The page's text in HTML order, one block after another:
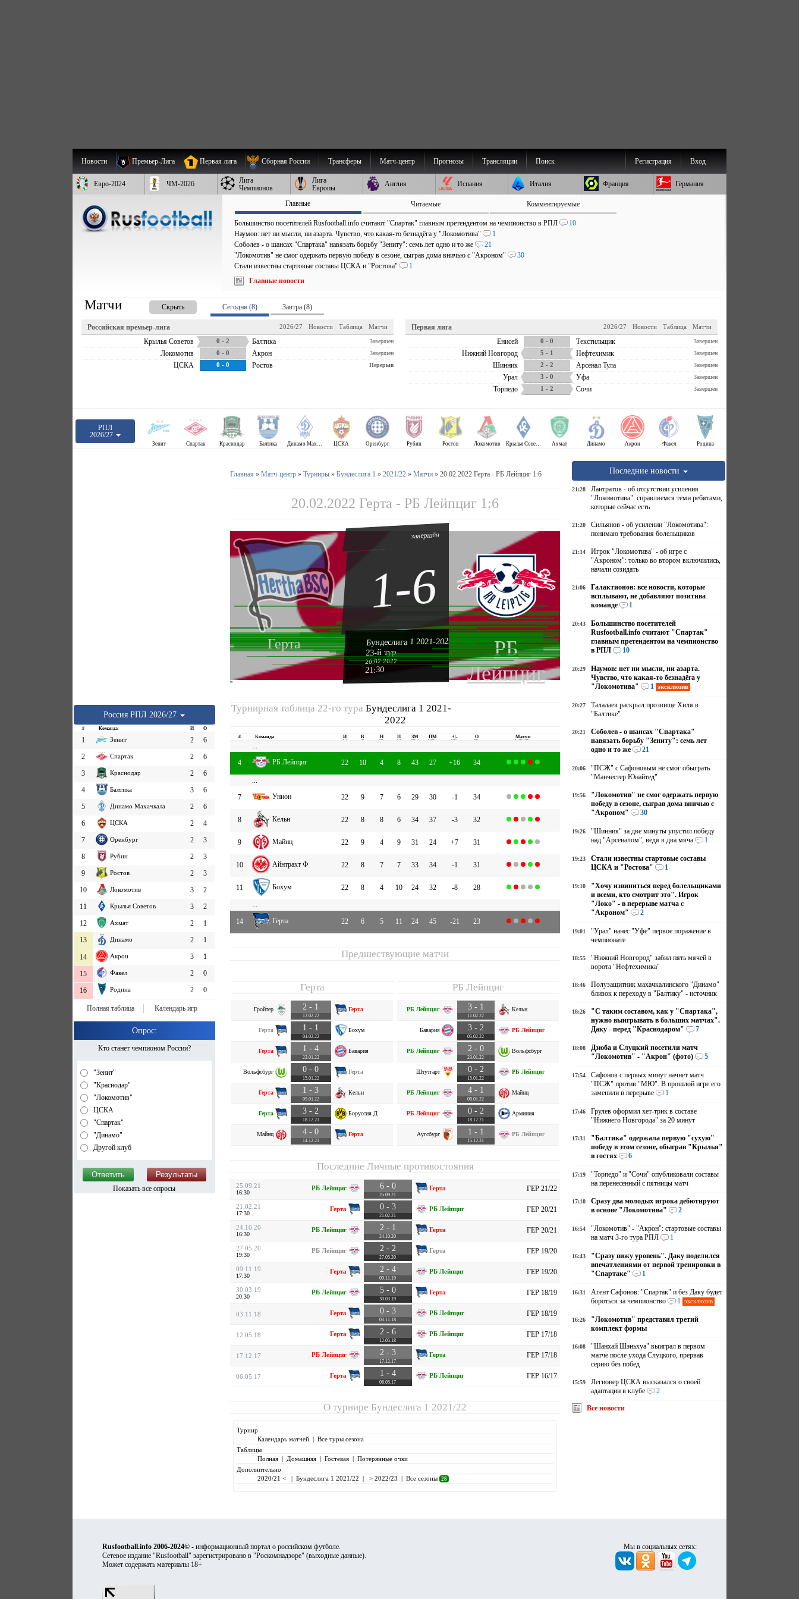
Новости Премьер-Лига Первая лига Сборная России Трансферы Матч-центр Прогнозы Трансляции Поиск Вход
Регистрация
Евро-2024 ЧМ-2026
Лига
Чемпионов
Лига
Европы
Англия Испания Италия Франция Германия
Главные Читаемые Комментируемые
Большинство посетителей Rusfootball.info считают "Спартак" главным претендентом на чемпионство в РПЛ
10
Наумов: нет ни мысли, ни азарта. Чувство, что какая-то безнадёга у "Локомотива"
1
Соболев - о шансах "Спартака" навязать борьбу "Зениту": семь лет одно и то же
21
"Локомотив" не смог одержать первую победу в сезоне, сыграв дома вничью с "Акроном"
30
Стали известны стартовые составы ЦСКА и "Ростова"
1
Главные новости
Матчи Скрыть Сегодня (8) Завтра (8)
Российская премьер-лига Матчи
Таблица
Новости
2026/27
Крылья Советов 0 - 2 Балтика Завершен
Локомотив 0 - 0 Акрон Завершен
ЦСКА 0 - 0 Ростов Перерыв
Первая лига Матчи
Таблица
Новости
2026/27
Енисей 0 - 0 Текстильщик Завершен
Нижний Новгород 5 - 1 Нефтехимик Завершен
Шинник 2 - 2 Арсенал Тула Завершен
Урал 3 - 0 Уфа Завершен
Торпедо 1 - 2 Сочи Завершен
РПЛ
2026/27
Зенит Спартак Краснодар Балтика Динамо Махачкала ЦСКА Оренбург Рубин Ростов Локомотив Крылья Советов Ахмат Динамо Акрон Факел Родина
Россия РПЛ 2026/27
# Команда И О
1 Зенит 2
6
2
Спартак 2
6
3
Краснодар 2
6
4
Балтика 3
6
5
Динамо Махачкала 2
6
6
ЦСКА 2
4
7
Оренбург 2
3
8
Рубин 2
3
9
Ростов 2
3
10
Локомотив 3
2
11
Крылья Советов 3
2
12
Ахмат 2
1
13
Динамо 2 1
14 Акрон 3 1
15 Факел 2 0
16 Родина 2 0
Полная таблица Календарь игр
Опрос:
Кто станет чемпионом России?
"Зенит"
"Краснодар"
"Локомотив"
ЦСКА
"Спартак"
"Динамо"
Другой клуб
Показать все опросы
Главная » Матч-центр» Турниры» Бундеслига 1 » 2021/22» Матчи» 20.02.2022 Герта - РБ Лейпциг 1:6
20.02.2022 Герта - РБ Лейпциг 1:6
Герта
РБ
Лейпциг
завершён
1-6
Бундеслига 1 2021-2022
23-й тур
20.02.2022
21:30
''
Турнирная таблица 22-го тура Бундеслига 1 2021-
2022
# Команда И В Н П ЗМ ПМ +|- О Матчи
...
4
РБ Лейпциг 22 10 4 8 43 27 +16 34
...
7
Унион 22 9 7 6 29 30 -1 34
8 Кельн 22 8 8 6 34 37 -3 32
9 Майнц 22 9 4 9 31 24 +7 31
10 Айнтрахт Ф 22 8 7 7 33 34 -1 31
11 Бохум 22 8 4 10 24 32 -8 28
...
14
Герта 22 6 5 11 24 45 -21 23
Предшествующие матчи
Герта
Гройтер 2 - 1
12.02.22
Герта
Герта 1 - 1
04.02.22
Бохум
Герта 1 - 4
23.01.22
Бавария
Вольфсбург 0 - 0
15.01.22
Герта
Герта 1 - 3
09.01.22
Кельн
Герта 3 - 2
18.12.21
Боруссия Д
Майнц 4 - 0
14.12.21
Герта
РБ Лейпциг
РБ Лейпциг 3 - 1
11.02.22
Кельн
Бавария 3 - 2
05.02.22
РБ Лейпциг
РБ Лейпциг 2 - 0
23.01.22
Вольфсбург
Штутгарт 0 - 2
15.01.22
РБ Лейпциг
РБ Лейпциг 4 - 1
08.01.22
Майнц
РБ Лейпциг 0 - 2
18.12.21
Арминия
Аугсбург 1 - 1
15.12.21
РБ Лейпциг
Последние Личные противостояния
25.09.21
16:30
РБ Лейпциг 6 - 0
25.09.21
Герта ГЕР 21/22
21.02.21
17:30
Герта 0 - 3
21.02.21
РБ Лейпциг ГЕР 20/21
24.10.20
16:30
РБ Лейпциг 2 - 1
24.10.20
Герта ГЕР 20/21
27.05.20
19:30
РБ Лейпциг 2 - 2
27.05.20
Герта ГЕР 19/20
09.11.19
17:30
Герта 2 - 4
09.11.19
РБ Лейпциг ГЕР 19/20
30.03.19
20:30
РБ Лейпциг 5 - 0
30.03.19
Герта ГЕР 18/19
03.11.18 Герта 0 - 3
03.11.18
РБ Лейпциг ГЕР 18/19
12.05.18 Герта 2 - 6
12.05.18
РБ Лейпциг ГЕР 17/18
17.12.17 РБ Лейпциг 2 - 3
17.12.17
Герта ГЕР 17/18
06.05.17 Герта 1 - 4
06.05.17
РБ Лейпциг ГЕР 16/17
О турнире Бундеслига 1 2021/22
Турнир
Календарь матчей| Все туры сезона
Таблицы
Полная| Домашняя| Гостевая| Потерянные очки
Дополнительно
2020/21 <
| Бундеслига 1 2021/22 | > 2022/23 | Все сезоны 28
Последние новости
21:28
Лантратов - об отсутствии усиления
"Локомотива": справляемся теми ребятами,
которые сейчас есть
21:20
Сильянов - об усилении "Локомотива":
понимаю требования болельщиков
21:14
Игрок "Локомотива" - об игре с
"Акроном": только во втором включились,
начали созидать
21:06
Галактионов: все новости, которые
всплывают, не добавляют позитива
команде
1
20:43
Большинство посетителей
Rusfootball.info считают "Спартак"
главным претендентом на чемпионство
в РПЛ
10
20:29
Наумов: нет ни мысли, ни азарта.
Чувство, что какая-то безнадёга у
"Локомотива"
1 эксклюзив
20:27
Талалаев раскрыл прозвище Хиля в
"Балтике"
20:21
Соболев - о шансах "Спартака"
навязать борьбу "Зениту": семь лет
одно и то же
21
20:06
"ПСЖ" с Сафоновым не смог обыграть
"Манчестер Юнайтед"
19:56
"Локомотив" не смог одержать первую
победу в сезоне, сыграв дома вничью с
"Акроном"
30
19:26
"Шинник" за две минуты упустил победу
над "Арсеналом", ведя в два мяча
1
19:23
Стали известны стартовые составы
ЦСКА и "Ростова"
1
19:10
"Хочу извиниться перед болельщиками
и всеми, кто смотрит это". Игрок
"Локо" - в перерыве матча с
"Акроном"
2
19:01
"Урал" нанес "Уфе" первое поражение в
чемпионате
18:55
"Нижний Новгород" забил пять мячей в
ворота "Нефтехимика"
18:46
Полузащитник махачкалинского "Динамо"
близок к переходу в "Балтику" - источник
18:26
"С таким составом, как у "Спартака",
нужно выигрывать в больших матчах".
Даку - перед "Краснодаром"
7
18:08
Дзюба и Слуцкий посетили матч
"Локомотив" - "Акрон" (фото)
5
17:54
Сафонов с первых минут начнет матч
"ПСЖ" против "МЮ". В прошлой игре его
заменили в перерыве
1
17:46
Грулев оформил хет-трик в составе
"Нижнего Новгорода" за 20 минут
17:31
"Балтика" одержала первую "сухую"
победу в этом сезоне, обыграв "Крылья"
в гостях
6
17:19
"Торпедо" и "Сочи" опубликовали составы
на перенесенный с пятницы матч
17:10
Сразу два молодых игрока дебютируют
в основе "Локомотива"
2
16:54
"Локомотив" - "Акрон": стартовые составы
на матч 3-го тура РПЛ
1
16:43
"Сразу вижу уровень". Даку поделился
впечатлениями от первой тренировки в
"Спартаке"
1
16:31
Агент Сафонов: "Спартак" и без Даку будет
бороться за чемпионство
1 эксклюзив
16:26
"Локомотив" представил третий
комплект формы
16:08
"Шанхай Шэньхуа" выиграл в первом
матче после ухода Слуцкого, прервав
серию без побед
15:59
Легионер ЦСКА высказался о своей
адаптации в клубе
2
Все новости
Rusfootball.info 2006-2024© - информационный портал о российском футболе.
Сетевое издание "Rusfootball" зарегистрировано в "Роскомнадзоре" (выходные данные).
Может содержать материалы 18+
Мы в социальных сетях: